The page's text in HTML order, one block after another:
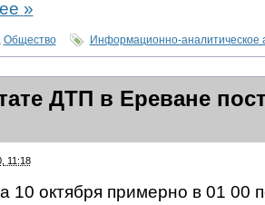
»
, Общество Информационно-аналитическое
ДТП в Ереване
11:18
10 октября примерно в 01 00